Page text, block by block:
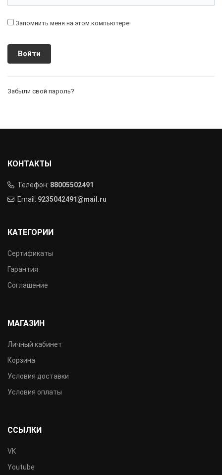
Запомнить меня на этом компьютере
Забыли свой пароль?
КОНТАКТЫ
Телефон: 88005502491
Email: 9235042491@mail.ru
КАТЕГОРИИ
Сертификаты
Гарантия
Соглашение
МАГАЗИН
Личный кабинет
Корзина
Условия доставки
Условия оплаты
ССЫЛКИ
VK
Youtube